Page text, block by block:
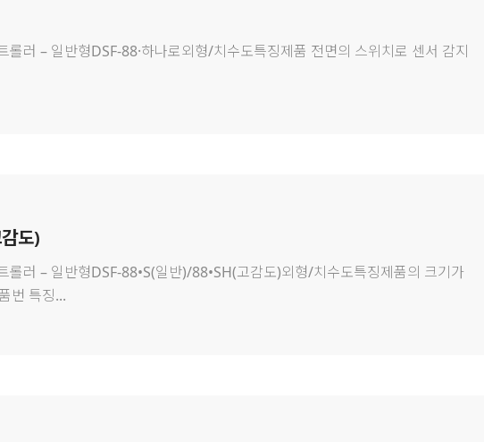
롤러 – 일반형DSF-88·하나로외형/치수도특징제품 전면의 스위치로 센서 감지
도)
롤러 – 일반형DSF-88•S(일반)/88•SH(고감도)외형/치수도특징제품의 크기가
번 특징...